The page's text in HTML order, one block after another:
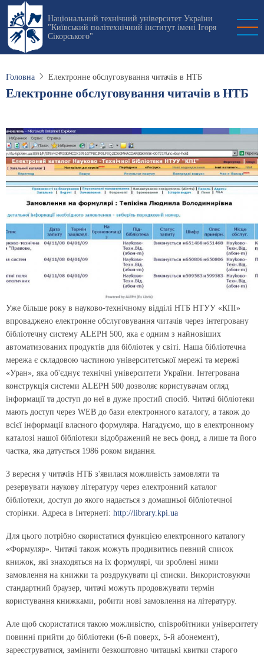
Перейти
основного
вмісту
Національний технічний університет України
"Київський політехнічний інститут імені Ігоря
Сікорського"
Головна Електронне обслуговування читачів в НТБ
Електронне обслуговування читачів в НТБ
Уже більше року в науково-технічному відділі НТБ НТУУ «КПІ»
впроваджено електронне обслуговування читачів через інтегровану
бібліотечну систему ALEPH 500, яка є одним з найновіших
автоматизованих продуктів для бібліотек у світі. Наша бібліотечна
мережа є складовою частиною університетської мережі та мережі
«Уран», яка об'єднує технічні університети України. Інтегрована
конструкція системи ALEPH 500 дозволяє користувачам огляд
інформації та доступ до неї в дуже простий спосіб. Читачі бібліотеки
мають доступ через WEB до бази електронного каталогу, а також до
всієї інформації власного формуляра. Нагадуємо, що в електронному
каталозі нашої бібліотеки відображений не весь фонд, а лише та його
частка, яка датується 1986 роком видання.
З вересня у читачів НТБ з'явилася можливість замовляти та
резервувати наукову літературу через електронний каталог
бібліотеки, доступ до якого надається з домашньої бібліотечної
сторінки. Адреса в Інтернеті: http://library.kpi.ua
Для цього потрібно скористатися функцією електронного каталогу
«Формуляр». Читачі також можуть продивитись певний список
книжок, які знаходяться на їх формулярі, чи зроблені ними
замовлення на книжки та роздрукувати ці списки. Використовуючи
стандартний браузер, читачі можуть продовжувати термін
користування книжками, робити нові замовлення на літературу.
Але щоб скористатися такою можливістю, співробітники університету
повинні прийти до бібліотеки (6-й поверх, 5-й абонемент),
зареєструватися, замінити безкоштовно читацькі квитки старого